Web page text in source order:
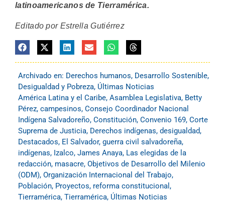
latinoamericanos de Tierramérica.
Editado por Estrella Gutiérrez
Archivado en: Derechos humanos, Desarrollo Sostenible,
Desigualdad y Pobreza, Últimas Noticias
América Latina y el Caribe, Asamblea Legislativa, Betty
Pérez, campesinos, Consejo Coordinador Nacional
Indígena Salvadoreño, Constitución, Convenio 169, Corte
Suprema de Justicia, Derechos indígenas, desigualdad,
Destacados, El Salvador, guerra civil salvadoreña,
indígenas, Izalco, James Anaya, Las elegidas de la
redacción, masacre, Objetivos de Desarrollo del Milenio
(ODM), Organización Internacional del Trabajo,
Población, Proyectos, reforma constitucional ,
Tierramérica, Tierramérica, Últimas Noticias